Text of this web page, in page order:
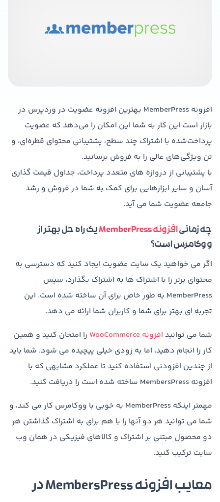
افزونه MemberPress بهترین افزونه عضویت در وردپرس در
بازار است این کار به شما این امکان را می‌دهد که عضویت
پرداخت‌شده با اشتراک چند سطح، پشتیبانی محتوای قطره‌ای، و
تن ویژگی‌های عالی را به فروش برسانید.
با پشتیبانی از دروازه های متعدد پرداخت، جداول قیمت گذاری
آسان و سایر ابزارهایی برای کمک به شما در فروش و رشد
جامعه عضویت شما می آید.
چه زمانیافزونه MemberPress
یک راه حل بهتر از
ووکامرس است؟
اگر می خواهید یک سایت عضویت ایجاد کنید که دسترسی به
محتوای برتر را با اشتراک ها به اشتراک بگذارد، سپس
MemberPress به طور خاص برای آن ساخته شده است. این
تجربه ای بهتر برای شما و کاربران شما ارائه می دهد.
شما می توانید افزونه WooCommerce
را امتحان کنید و همین
کار را انجام دهید، اما به زودی خیلی پیچیده می شود. شما باید
از چندین افزودنی استفاده کنید تا عملکرد مشابهی که با
افزونه MembersPress ساخته شده است را دریافت کنید.
مهمتر اینکه MemberPress به خوبی با ووکامرس کار می کند، و
شما می توانید هر دو آنها را با هم برای به اشتراک گذاشتن هر
دو محصول مبتنی بر اشتراک و کالاهای فیزیکی در همان وب
سایت ترکیب کنید.
معایب افزونه MembersPress در